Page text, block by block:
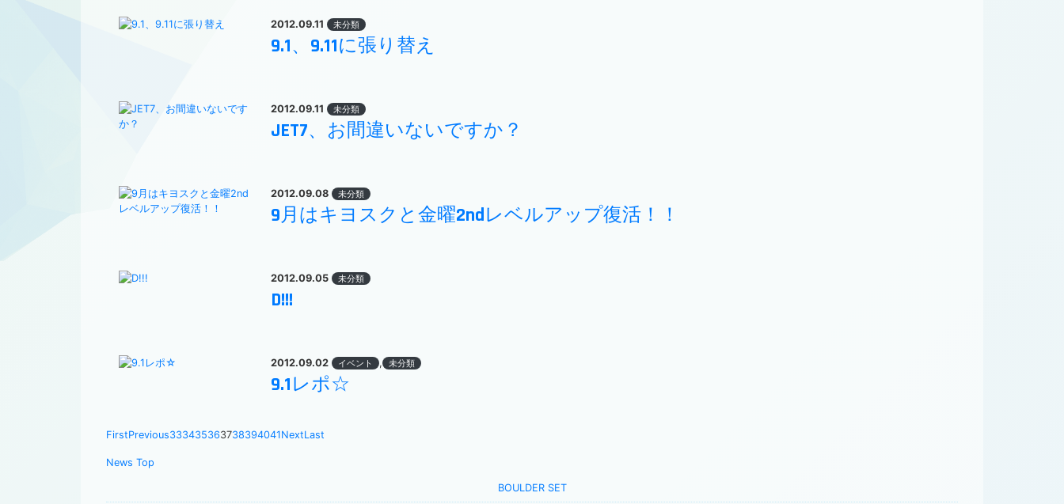
2012.09.11 未分類
9.1、9.11に張り替え
2012.09.11 未分類
JET7、お間違いないですか？
2012.09.08 未分類
9月はキヨスクと金曜2ndレベルアップ復活！！
2012.09.05 未分類
D!!!
2012.09.02 イベント , 未分類
9.1レポ☆
FirstPrevious333435363738394041NextLast
News Top
BOULDER SET